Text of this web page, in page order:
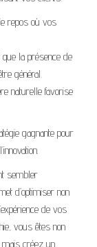
repos où vos
la présence de
général.
naturelle favorise
gagnante pour
sembler
d’optimiser non
de vos
vous êtes non
mais créez un